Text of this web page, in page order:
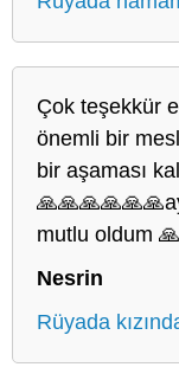
Çok teşekkür
önemli bir
bir aşaması
mutlu oldum 🙏
Nesrin
Rüyada